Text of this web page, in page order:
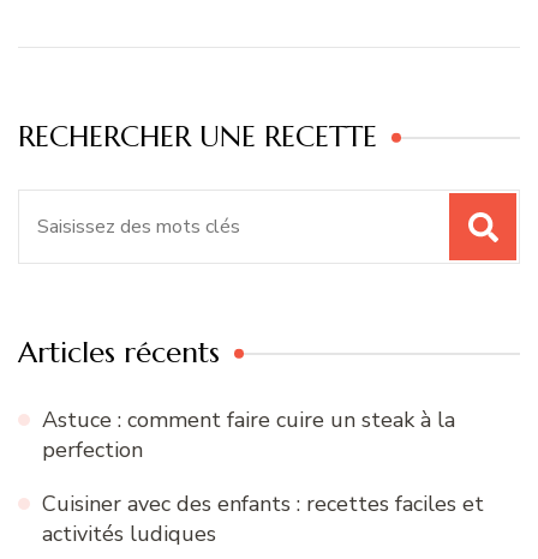
RECHERCHER UNE RECETTE
Articles récents
Astuce : comment faire cuire un steak à la
perfection
Cuisiner avec des enfants : recettes faciles et
activités ludiques